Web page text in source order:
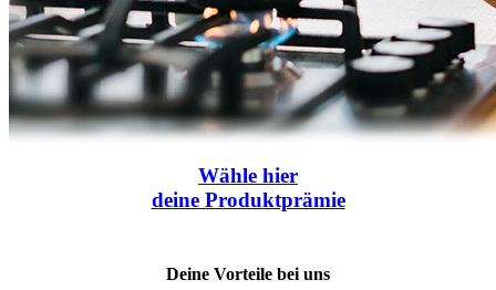
Wähle hier
deine Produktprämie
Deine Vorteile bei uns